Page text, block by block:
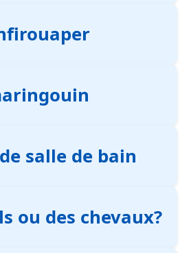
salle de bain
ou des chevaux?